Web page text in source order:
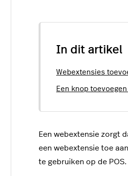
In dit artikel
Webextensies
Een knop
Een webextensie zorgt
een webextensie toe
te gebruiken op de POS.